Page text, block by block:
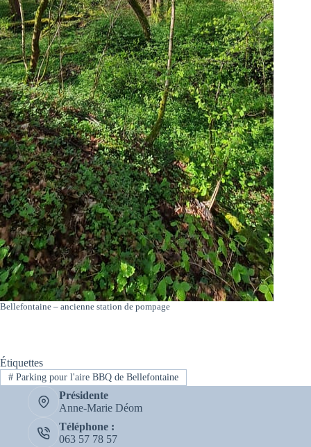
Bellefontaine – ancienne station de pompage
Étiquettes
#Parking pour l'aire BBQ de Bellefontaine
Présidente
Anne-Marie Déom
Téléphone :
063 57 78 57